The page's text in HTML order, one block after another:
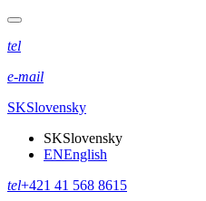
tel
e-mail
SKSlovensky
SKSlovensky
ENEnglish
tel+421 41 568 8615